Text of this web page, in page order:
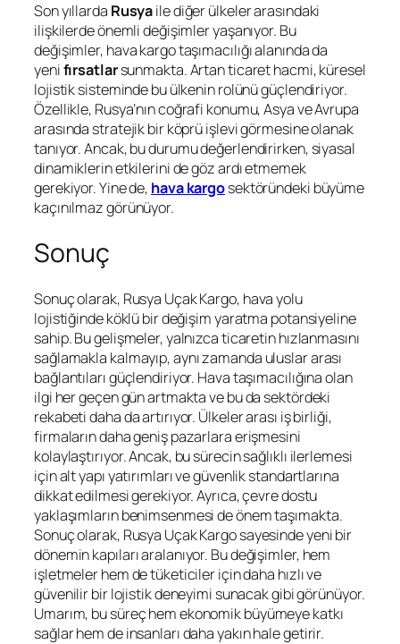
Son yıllarda Rusyaile diğer ülkeler arasındaki
ilişkilerde önemli değişimler yaşanıyor. Bu
değişimler, hava kargo taşımacılığı alanında da
yenifırsatlarsunmakta. Artan ticaret hacmi, küresel
lojistik sisteminde bu ülkenin rolünü güçlendiriyor.
Özellikle, Rusya’nın coğrafi konumu, Asya ve Avrupa
arasında stratejik bir köprü işlevi görmesine olanak
tanıyor. Ancak, bu durumu değerlendirirken, siyasal
dinamiklerin etkilerini de göz ardı etmemek
gerekiyor. Yine de, hava kargosektöründeki büyüme
kaçınılmaz görünüyor.
Sonuç
Sonuç olarak, Rusya Uçak Kargo, hava yolu
lojistiğinde köklü bir değişim yaratma potansiyeline
sahip. Bu gelişmeler, yalnızca ticaretin hızlanmasını
sağlamakla kalmayıp, aynı zamanda uluslar arası
bağlantıları güçlendiriyor. Hava taşımacılığına olan
ilgi her geçen gün artmakta ve bu da sektördeki
rekabeti daha da artırıyor. Ülkeler arası iş birliği,
firmaların daha geniş pazarlara erişmesini
kolaylaştırıyor. Ancak, bu sürecin sağlıklı ilerlemesi
için alt yapı yatırımları ve güvenlik standartlarına
dikkat edilmesi gerekiyor. Ayrıca, çevre dostu
yaklaşımların benimsenmesi de önem taşımakta.
Sonuç olarak, Rusya Uçak Kargo sayesinde yeni bir
dönemin kapıları aralanıyor. Bu değişimler, hem
işletmeler hem de tüketiciler için daha hızlı ve
güvenilir bir lojistik deneyimi sunacak gibi görünüyor.
Umarım, bu süreç hem ekonomik büyümeye katkı
sağlar hem de insanları daha yakın hale getirir.